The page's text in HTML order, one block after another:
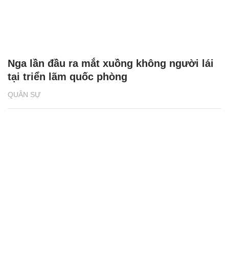
QUÂN SỰ
Nga lần đầu ra mắt xuồng không người lái
tại triển lãm quốc phòng